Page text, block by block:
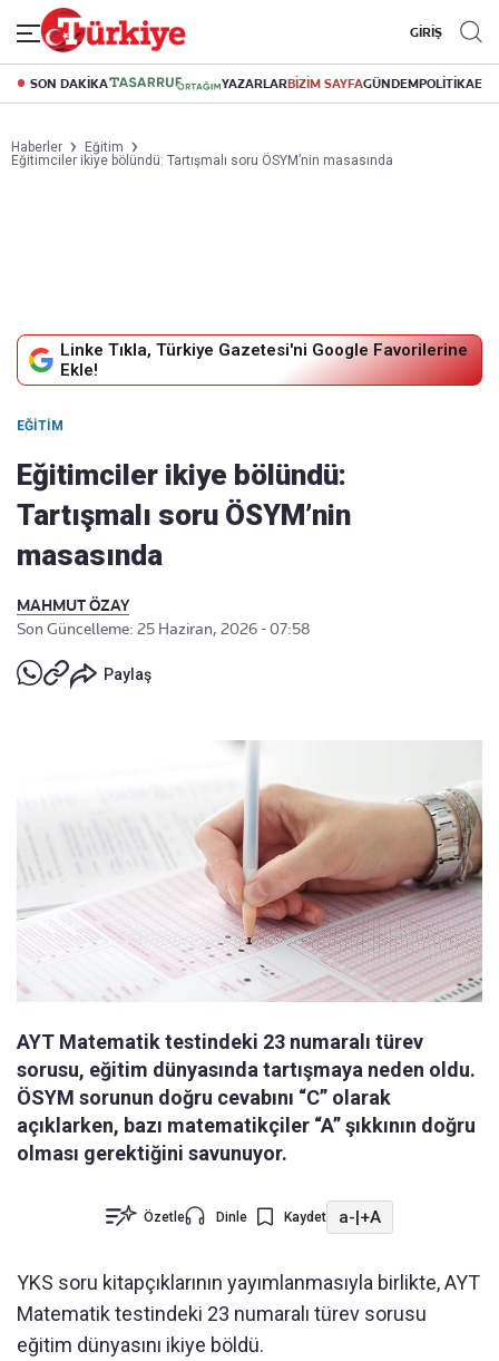
GİRİŞ
SON DAKİKA YAZARLARBİZİM SAYFAGÜNDEMPOLİTİKA
Haberler
Eğitim
Eğitimciler ikiye bölündü: Tartışmalı soru ÖSYM’nin masasında
Linke Tıkla, Türkiye Gazetesi'ni Google Favorilerine
Ekle!
EĞITIM
Eğitimciler ikiye bölündü:
Tartışmalı soru ÖSYM’nin
masasında
MAHMUT ÖZAY
Son Güncelleme: 25 Haziran, 2026 - 07:58
Paylaş
AYT Matematik testindeki 23 numaralı türev
sorusu, eğitim dünyasında tartışmaya neden oldu.
ÖSYM sorunun doğru cevabını “C” olarak
açıklarken, bazı matematikçiler “A” şıkkının doğru
olması gerektiğini savunuyor.
Özetle Dinle Kaydet a-|+A
YKS soru kitapçıklarının yayımlanmasıyla birlikte, AYT
Matematik testindeki 23 numaralı türev sorusu
eğitim dünyasını ikiye böldü.